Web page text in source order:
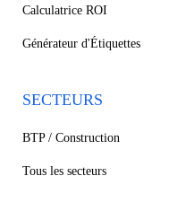
Calculatrice ROI
Générateur d'Étiquettes
SECTEURS
BTP / Construction
Tous les secteurs